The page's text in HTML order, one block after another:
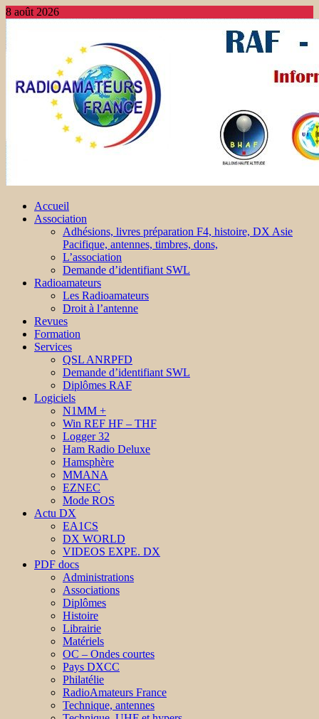
8 août 2026
Accueil
Association
Adhésions, livres préparation F4, histoire, DX Asie
Pacifique, antennes, timbres, dons,
L’association
Demande d’identifiant SWL
Radioamateurs
Les Radioamateurs
Droit à l’antenne
Revues
Formation
Services
QSL ANRPFD
Demande d’identifiant SWL
Diplômes RAF
Logiciels
N1MM +
Win REF HF – THF
Logger 32
Ham Radio Deluxe
Hamsphère
MMANA
EZNEC
Mode ROS
Actu DX
EA1CS
DX WORLD
VIDEOS EXPE. DX
PDF docs
Administrations
Associations
Diplômes
Histoire
Librairie
Matériels
OC – Ondes courtes
Pays DXCC
Philatélie
RadioAmateurs France
Technique, antennes